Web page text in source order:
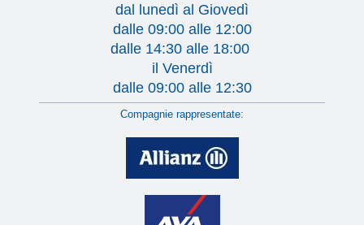
dal lunedì al Giovedì
dalle 09:00 alle 12:00
dalle 14:30 alle 18:00
il Venerdì
dalle 09:00 alle 12:30
Compagnie rappresentate: